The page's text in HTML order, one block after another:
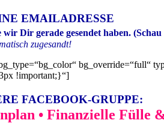
EMAILADRESSE
Dir gerade gesendet haben.
zugesandt!
bg_override=“full“
!important;}“]
FACEBOOK-GRUPPE:
• Finanzielle Fülle